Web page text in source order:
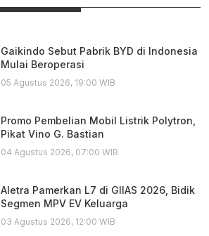
Gaikindo Sebut Pabrik BYD di Indonesia
Mulai Beroperasi
05 Agustus 2026, 19:00 WIB
Promo Pembelian Mobil Listrik Polytron,
Pikat Vino G. Bastian
04 Agustus 2026, 07:00 WIB
Aletra Pamerkan L7 di GIIAS 2026, Bidik
Segmen MPV EV Keluarga
03 Agustus 2026, 12:00 WIB